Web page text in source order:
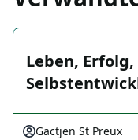
Leben, Erfolg,
Gactjen St Preux